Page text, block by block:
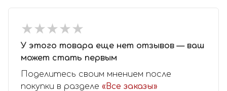
★★★★★
★★★★★
У этого товара еще нет отзывов — ваш
может стать первым
Поделитесь своим мнением после
покупки в разделе «Все заказы»